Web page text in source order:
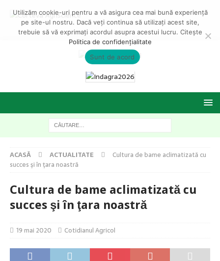
ACASĂ ACTUALITATE
Cultura de bame aclimatizată cu
succes şi în ţara noastră
Cultura de bame aclimatizată cu
succes şi în ţara noastră
19 mai 2020 Cotidianul Agricol
Utilizăm cookie-uri pentru a vă asigura cea mai bună experiență
pe site-ul nostru. Dacă veți continua să utilizați acest site,
trebuie să vă exprimați acordul asupra acestui lucru. Citește
Politica de confidențialitate
Sunt de acord